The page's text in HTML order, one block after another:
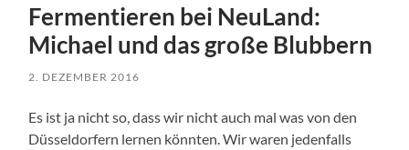
Fermentieren bei NeuLand:
Michael und das große Blubbern
2. DEZEMBER 2016
Es ist ja nicht so, dass wir nicht auch mal was von den
Düsseldorfern lernen könnten. Wir waren jedenfalls